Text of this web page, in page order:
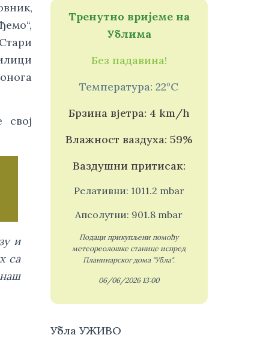
и
са
Тренутно вријеме на
Ублима
Без падавина!
Температура: 22°C
Брзина вјетра: 4 km/h
Влажност ваздуха: 59%
Ваздушни притисак:
Релативни: 1011.2 mbar
Апсолутни: 901.8 mbar
Подаци прикупљени помоћу
метеореолошке станице испред
Планинарског дома "Убла".
06/06/2026 13:00
Убла УЖИВО